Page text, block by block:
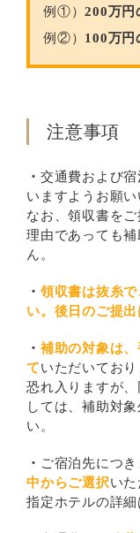
例①）200万円
例②） 100万円
注意事項
・ 交通費および
いますようお願い
なお、領収書を
理由であっても
ん。
・ 領収書は抜糸
い。後日のご提
・ 補助の対象は
ていただいており
恐れ入りますが
しては、補助対
い。
・ ご宿泊先につき
中からご選択い
指定ホテルの詳細